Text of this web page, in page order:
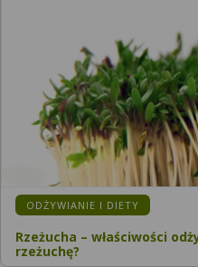
KATEGORIA:
ODŻYWIANIE I DIETY
Rzeżucha – właściwości
rzeżuchę?